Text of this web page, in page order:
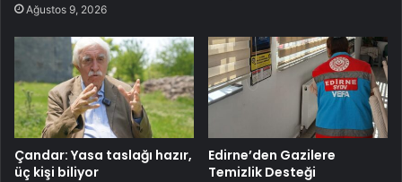
Ağustos 9, 2026
Çandar: Yasa taslağı hazır,
üç kişi biliyor
Edirne’den Gazilere
Temizlik Desteği